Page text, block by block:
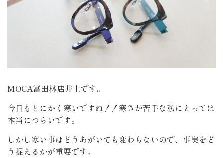
MOCA富田林店井上です。
今日もとにかく寒いですね！！寒さが苦手な私にとっては
本当につらいです。
しかし寒い事はどうあがいても変わらないので、事実をど
う捉えるかが重要です。